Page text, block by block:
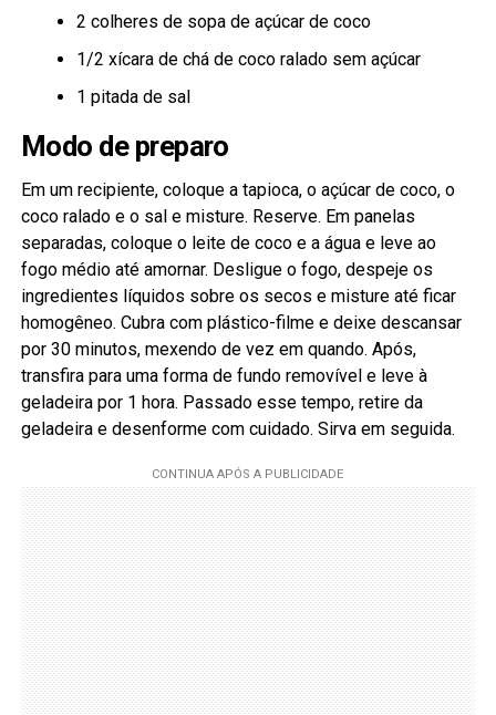
2 colheres de sopa de açúcar de coco
1/2 xícara de chá de coco ralado sem açúcar
1 pitada de sal
Modo de preparo
Em um recipiente, coloque a tapioca, o açúcar de coco, o
coco ralado e o sal e misture. Reserve. Em panelas
separadas, coloque o leite de coco e a água e leve ao
fogo médio até amornar. Desligue o fogo, despeje os
ingredientes líquidos sobre os secos e misture até ficar
homogêneo. Cubra com plástico-filme e deixe descansar
por 30 minutos, mexendo de vez em quando. Após,
transfira para uma forma de fundo removível e leve à
geladeira por 1 hora. Passado esse tempo, retire da
geladeira e desenforme com cuidado. Sirva em seguida.